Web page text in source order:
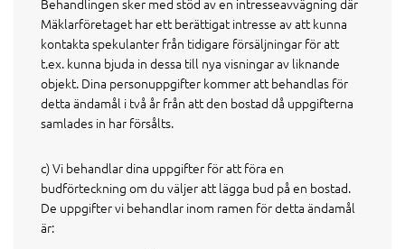
Behandlingen sker med stöd av en intresseavvägning där
Mäklarföretaget har ett berättigat intresse av att kunna
kontakta spekulanter från tidigare försäljningar för att
t.ex. kunna bjuda in dessa till nya visningar av liknande
objekt. Dina personuppgifter kommer att behandlas för
detta ändamål i två år från att den bostad då uppgifterna
samlades in har försålts.
c) Vi behandlar dina uppgifter för att föra en
budförteckning om du väljer att lägga bud på en bostad.
De uppgifter vi behandlar inom ramen för detta ändamål
är: